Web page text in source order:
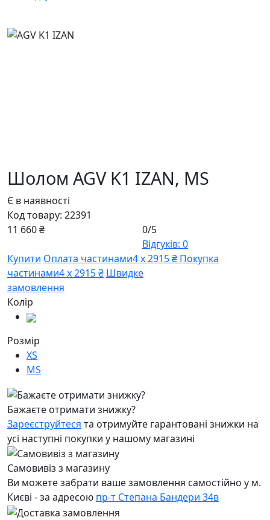
Шолом AGV K1 IZAN, MS
Є в наявності
Код товару: 22391
11 660 ₴
0/5
Відгуків: 0
Купити Оплата частинами4 х 2915 ₴ Покупка
частинами4 х 2915 ₴ Швидке
замовлення
Колір
Розмір
XS
MS
Бажаєте отримати знижку?
Зареєструйтеся та отримуйте гарантовані знижки на
усі наступні покупки у нашому магазині
Самовивіз з магазину
Ви можете забрати ваше замовлення самостійно у м.
Києві - за адресою пр-т Степана Бандери 34в